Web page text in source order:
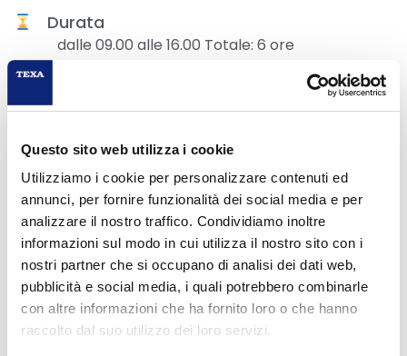
Questo sito web utilizza i cookie
Utilizziamo i cookie per personalizzare contenuti ed
annunci, per fornire funzionalità dei social media e per
analizzare il nostro traffico. Condividiamo inoltre
informazioni sul modo in cui utilizza il nostro sito con i
nostri partner che si occupano di analisi dei dati web,
pubblicità e social media, i quali potrebbero combinarle
con altre informazioni che ha fornito loro o che hanno
raccolto dal suo utilizzo dei loro servizi.
Durata
dalle 09.00 alle 16.00 Totale: 6 ore
PROGRAMMAZIONE
21/10/2026
TEKNOSERVICE MOTOR sas